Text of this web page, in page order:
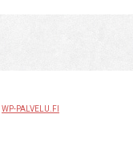
WP-PALVELU.FI